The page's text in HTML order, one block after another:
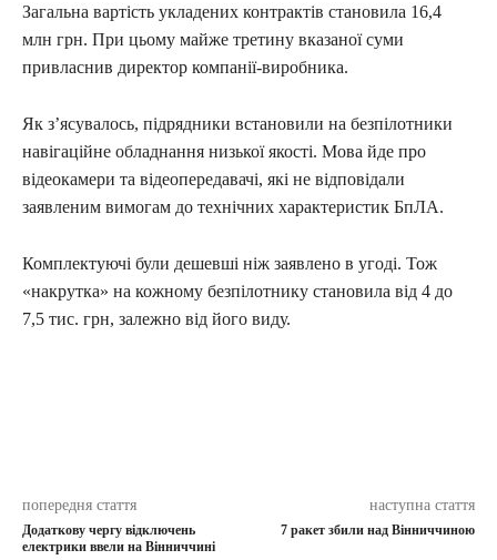
Загальна вартість укладених контрактів становила 16,4
млн грн. При цьому майже третину вказаної суми
привласнив директор компанії-виробника.
Як з’ясувалось, підрядники встановили на безпілотники
навігаційне обладнання низької якості. Мова йде про
відеокамери та відеопередавачі, які не відповідали
заявленим вимогам до технічних характеристик БпЛА.
Комплектуючі були дешевші ніж заявлено в угоді. Тож
«накрутка» на кожному безпілотнику становила від 4 до
7,5 тис. грн, залежно від його виду.
попередня стаття
Додаткову чергу відключень
електрики ввели на Вінниччині
наступна стаття
7 ракет збили над Вінниччиною